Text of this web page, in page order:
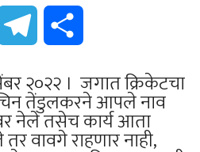
Twitter Telegram
२०२२ । जगात क्रिकेटचा
तेंडुलकरने आपले नाव
नेले तसेच कार्य आता
वावगे राहणार नाही,